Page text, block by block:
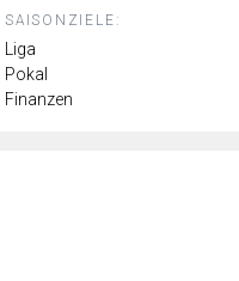
SAISONZIELE:
Liga
Pokal
Finanzen